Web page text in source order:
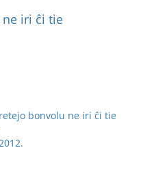
iri ĉi tie
bonvolu ne iri ĉi tie